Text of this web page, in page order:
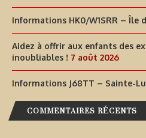
Informations HK0/W1SRR – Île
Aidez à offrir aux enfants des
inoubliables ! 7 août 2026
Informations J68TT – Sainte-
COMMENTAIRES RÉCENTS